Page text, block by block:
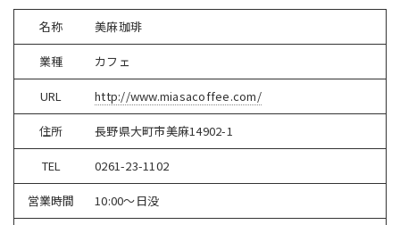
名称 美麻珈琲
業種 カフェ
URL http://www.miasacoffee.com/
住所 長野県大町市美麻14902-1
TEL 0261-23-1102
営業時間 10:00～日没